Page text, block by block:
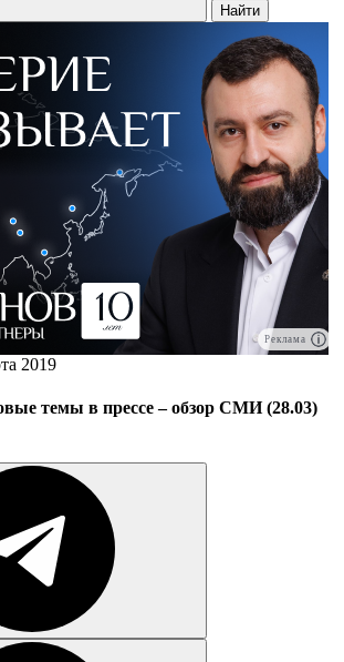
Найти
Реклама
2019
темы в прессе – обзор СМИ (28.03)